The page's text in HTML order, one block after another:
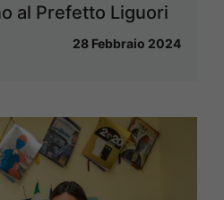
al Prefetto Liguori
28 Febbraio 2024